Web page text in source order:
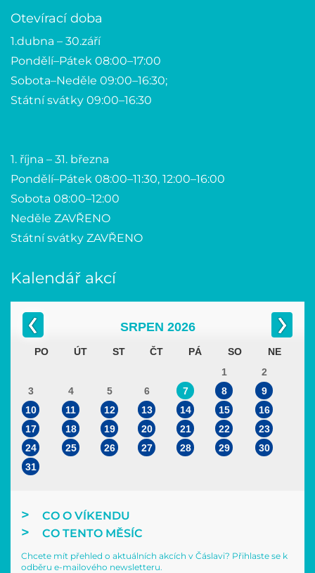
Otevírací doba
1.dubna – 30.září
Pondělí–Pátek 08:00–17:00
Sobota–Neděle 09:00–16:30;
Státní svátky 09:00–16:30
1. října – 31. března
Pondělí–Pátek 08:00–11:30, 12:00–16:00
Sobota 08:00–12:00
Neděle ZAVŘENO
Státní svátky ZAVŘENO
Kalendář akcí
SRPEN 2026
PO ÚT ST ČT PÁ SO
NE
1
2
3
4 5 6 7 8
9
10
11 12 13 14 15
16
17
18 19 20 21 22
23
24
25 26 27 28 29
30
31
CO O VÍKENDU
CO TENTO MĚSÍC
Chcete mít přehled o aktuálních akcích v Čáslavi? Přihlaste se k
odběru e-mailového newsletteru.